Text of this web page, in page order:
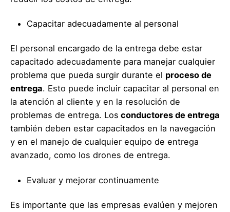
Capacitar adecuadamente al personal
El personal encargado de la entrega debe estar
capacitado adecuadamente para manejar cualquier
problema que pueda surgir durante el proceso de
entrega. Esto puede incluir capacitar al personal en
la atención al cliente y en la resolución de
problemas de entrega. Los conductores de entrega
también deben estar capacitados en la navegación
y en el manejo de cualquier equipo de entrega
avanzado, como los drones de entrega.
Evaluar y mejorar continuamente
Es importante que las empresas evalúen y mejoren